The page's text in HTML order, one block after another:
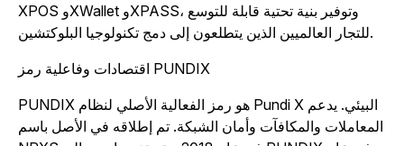
XPOS وXWallet وXPASS، وتوفير بنية تحتية قابلة للتوسع
اقتصادات وفاعلية رمز PUNDIX
PUNDIX هو رمز الفعالية الأصلي لنظام Pundi X البيئي. يدعم
المعاملات والمكافآت وأمان الشبكة. تم إطلاقه في الأصل باسم